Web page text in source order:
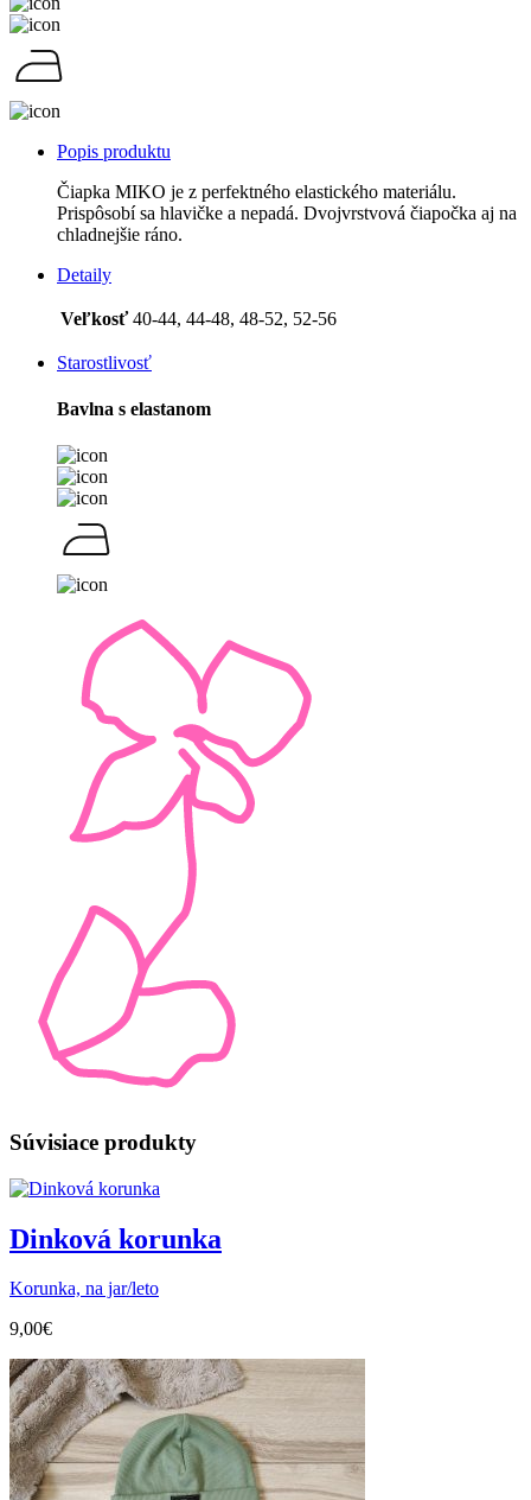
Popis produktu
Čiapka MIKO je z perfektného elastického materiálu.
Prispôsobí sa hlavičke a nepadá. Dvojvrstvová čiapočka aj na
chladnejšie ráno.
Detaily
Veľkosť 40-44, 44-48, 48-52, 52-56
Starostlivosť
Bavlna s elastanom
Súvisiace produkty
Dinková korunka
Korunka, na jar/leto
9,00€